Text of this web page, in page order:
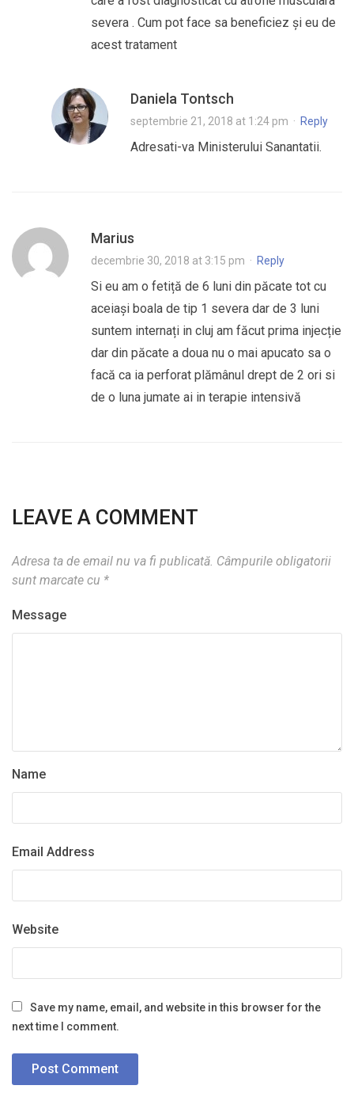
severa . Cum pot face sa beneficiez și eu de
acest tratament
Daniela Tontsch
septembrie 21, 2018 at 1:24 pm · Reply
Adresati-va Ministerului Sanantatii.
Marius
decembrie 30, 2018 at 3:15 pm · Reply
Si eu am o fetiță de 6 luni din păcate tot cu
aceiași boala de tip 1 severa dar de 3 luni
suntem internați in cluj am făcut prima injecție
dar din păcate a doua nu o mai apucato sa o
facă ca ia perforat plămânul drept de 2 ori si
de o luna jumate ai in terapie intensivă
LEAVE A COMMENT
Adresa ta de email nu va fi publicată. Câmpurile obligatorii
sunt marcate cu *
Message
Name
Email Address
Website
Save my name, email, and website in this browser for the
next time I comment.